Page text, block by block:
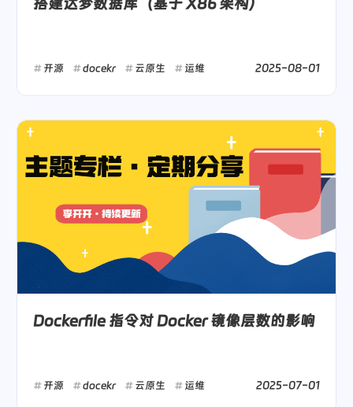
开源 docekr 云原生 运维 2025-08-01
Dockerfile 指令对 Docker 镜像层数的影响
开源 docekr 云原生 运维 2025-07-01